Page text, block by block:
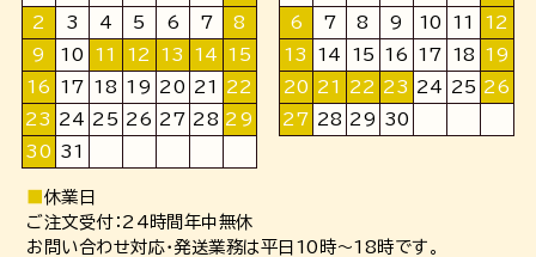
2
3 4 5 6 7
8
9
10 11 12 13 14
15
16
17 18 19 20 21
22
23 24 25 26 27 28 29
30 31
6
7 8 9 10 11
12
13
14 15 16 17 18
19
20 21 22 23 24 25 26
27 28 29 30
休業日
ご注文受付：24時間年中無休
お問い合わせ対応・発送業務は平日10時～18時です。